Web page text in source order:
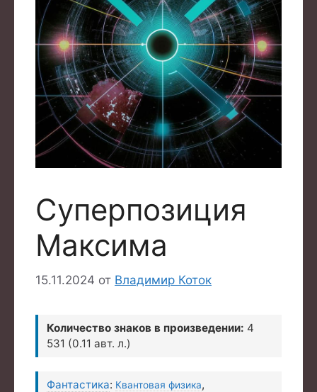
Суперпозиция
Максима
15.11.2024 от Владимир Коток
Количество знаков в произведении: 4
531 (0.11 авт. л.)
Фантастика: Квантовая физика,